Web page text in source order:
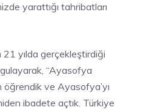
yarattığı tahribatları
21 yılda gerçekleştirdiği
“Ayasofya
öğrendik ve Ayasofya’yı
ibadete açtık. Türkiye